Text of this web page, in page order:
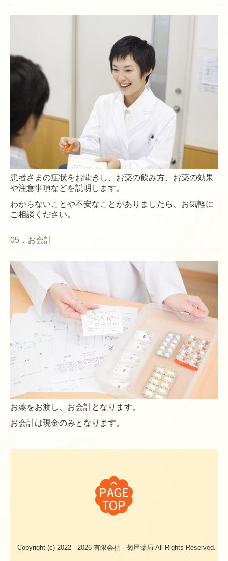
患者さまの症状をお聞きし、お薬の飲み方、お薬の効果
や注意事項などを説明します。
わからないことや不安なことがありましたら、お気軽に
ご相談ください。
05．お会計
お薬をお渡し、お会計となります。
お会計は現金のみとなります。
Copyright (c) 2022 - 2026 有限会社 菊屋薬局 All Rights Reserved.